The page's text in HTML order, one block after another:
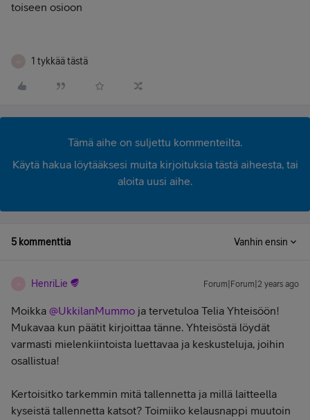
toiseen osioon
1 tykkää tästä
Tämä aihe on suljettu kommenteilta.
Käytä hakua löytääksesi muita kirjoituksia tästä aiheesta, tai
aloita uusi aihe.
5 kommenttia Vanhin ensin
HenriLie Forum|Forum|2 years ago
Moikka @UkkilanMummo ja tervetuloa Telia Yhteisöön!
Mukavaa kun päätit kirjoittaa tänne. Yhteisöstä löydät
varmasti mielenkiintoista luettavaa ja keskusteluja, joihin
osallistua!
Kertoisitko tarkemmin mitä tallennetta ja millä laitteella
kyseistä tallennetta katsot? Toimiiko kelausnappi muutoin